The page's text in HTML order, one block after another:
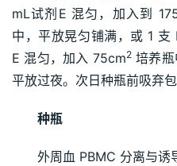
mL试剂E 混匀，加入到
中，平放晃匀铺满，或 1
E 混匀，加入 75cm2 培养瓶
平放过夜。次日种瓶前吸弃包
种瓶
外周血 PBMC 分离与诱